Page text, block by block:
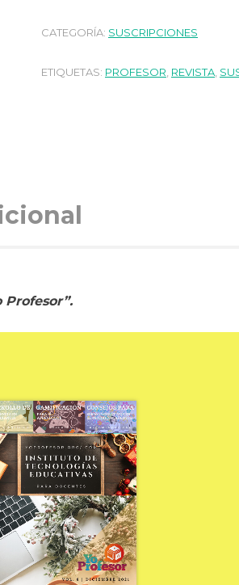
CATEGORÍA: SUSCRIPCIONES
ETIQUETAS: PROFESOR REVISTA
Profesor”.